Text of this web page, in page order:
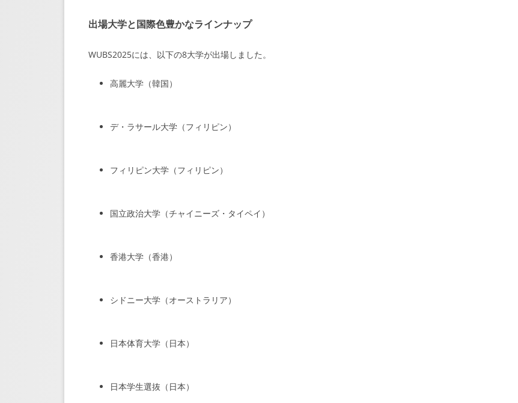
出場大学と国際色豊かなラインナップ
WUBS2025には、以下の8大学が出場しました。
高麗大学（韓国）
デ・ラサール大学（フィリピン）
フィリピン大学（フィリピン）
国立政治大学（チャイニーズ・タイペイ）
香港大学（香港）
シドニー大学（オーストラリア）
日本体育大学（日本）
日本学生選抜（日本）